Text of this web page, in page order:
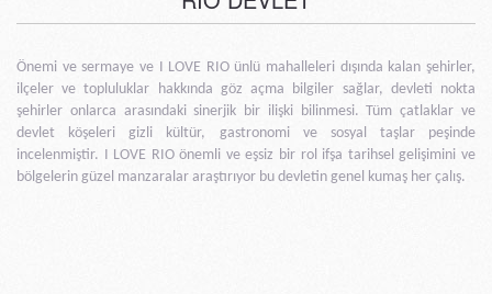
Önemi ve sermaye ve I LOVE RIO ünlü mahalleleri dışında kalan şehirler,
ilçeler ve topluluklar hakkında göz açma bilgiler sağlar, devleti nokta
şehirler onlarca arasındaki sinerjik bir ilişki bilinmesi. Tüm çatlaklar ve
devlet köşeleri gizli kültür, gastronomi ve sosyal taşlar peşinde
incelenmiştir. I LOVE RIO önemli ve eşsiz bir rol ifşa tarihsel gelişimini ve
bölgelerin güzel manzaralar araştırıyor bu devletin genel kumaş her çalış.